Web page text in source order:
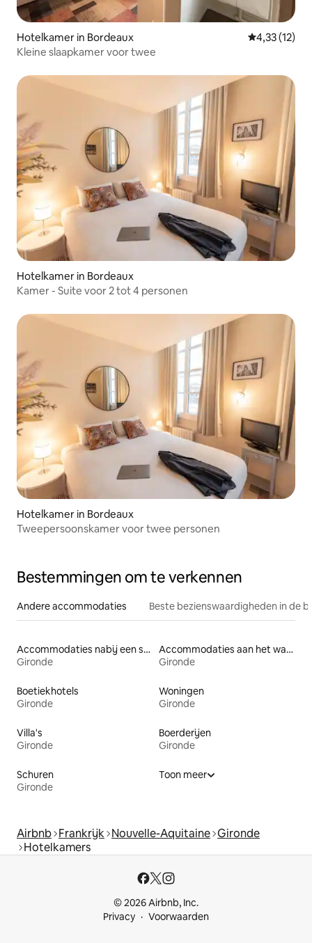
Hotelkamer in Bordeaux Gemiddelde
4,33 (12)
Kleine slaapkamer voor twee
Hotelkamer in Bordeaux
Kamer - Suite voor 2 tot 4 personen
Hotelkamer in Bordeaux
Tweepersoonskamer voor twee personen
Bestemmingen om te verkennen
Andere accommodaties Beste bezienswaardigheden in de
Accommodaties nabij een strand
Gironde
Accommodaties aan het water
Gironde
Boetiekhotels
Gironde
Woningen
Gironde
Villa's
Gironde
Boerderijen
Gironde
Schuren
Gironde
Toon meer
Airbnb Frankrijk Nouvelle-Aquitaine Gironde
Hotelkamers
© 2026 Airbnb, Inc.
Privacy
Voorwaarden